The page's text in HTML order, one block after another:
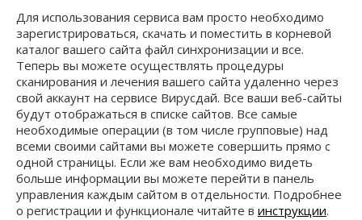
Для использования сервиса вам просто необходимо
зарегистрироваться, скачать и поместить в корневой
каталог вашего сайта файл синхронизации и все.
Теперь вы можете осуществлять процедуры
сканирования и лечения вашего сайта удаленно через
свой аккаунт на сервисе Вирусдай. Все ваши веб-сайты
будут отображаться в списке сайтов. Все самые
необходимые операции (в том числе групповые) над
всеми своими сайтами вы можете совершить прямо с
одной страницы. Если же вам необходимо видеть
больше информации вы можете перейти в панель
управления каждым сайтом в отдельности. Подробнее
о регистрации и функционале читайте в инструкции.